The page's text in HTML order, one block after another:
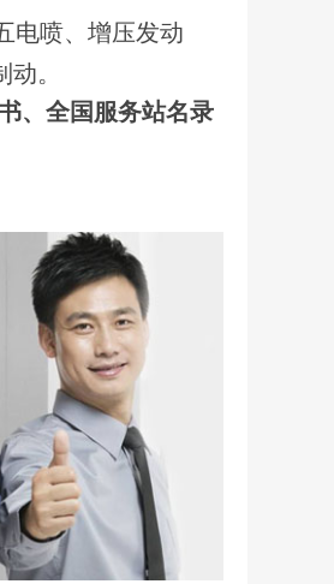
电喷、增压发动
。
、全国服务站名录